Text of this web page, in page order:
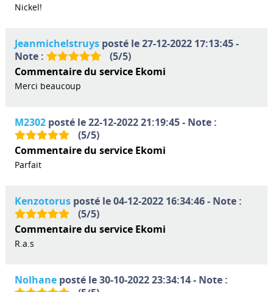
Nickel!
Jeanmichelstruysposté le 27-12-2022 17:13:45 -
Note :
(5/5)
Commentaire du service Ekomi
Merci beaucoup
M2302posté le 22-12-2022 21:19:45 - Note :
(5/5)
Commentaire du service Ekomi
Parfait
Kenzotorusposté le 04-12-2022 16:34:46 - Note :
(5/5)
Commentaire du service Ekomi
R.a.s
Nolhaneposté le 30-10-2022 23:34:14 - Note :